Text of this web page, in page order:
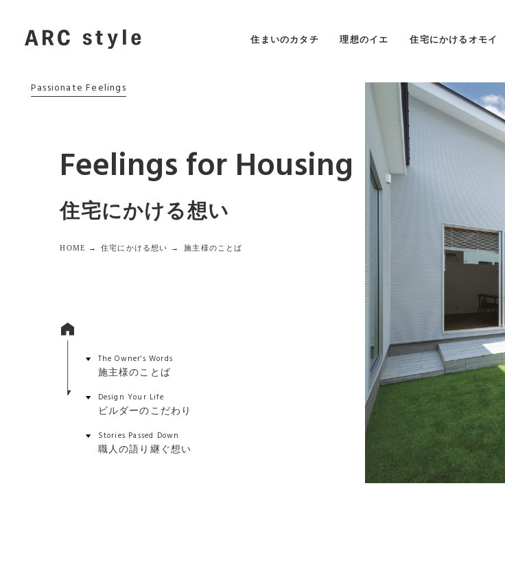
住まいのカタチ 理想のイエ 住宅にかけるオモイ
Passionate Feelings
Feelings for Housing
住宅にかける想い
HOME → 住宅にかける想い →施主様のことば
The Owner's Words
施主様のことば
Design Your Life
ビルダーのこだわり
Stories Passed Down
職人の語り継ぐ想い